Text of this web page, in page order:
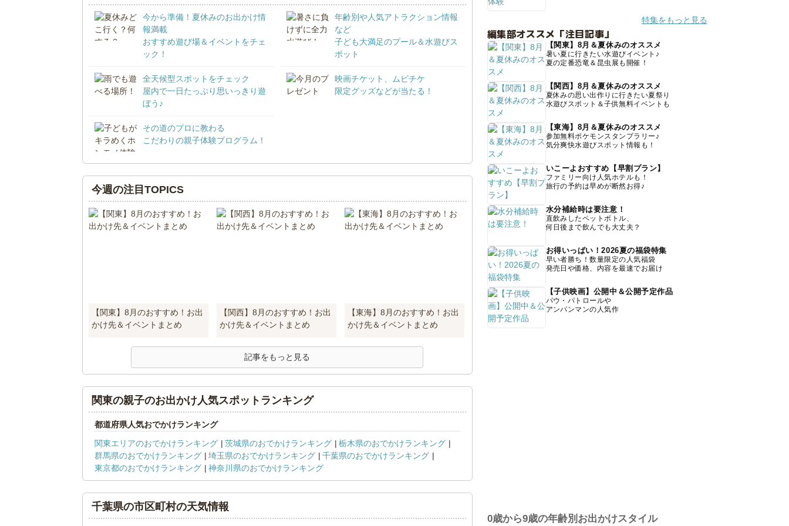
今から準備！夏休みのお出かけ情
報満載
おすすめ遊び場＆イベントをチェ
ック！
年齢別や人気アトラクション情報
など
子ども大満足のプール＆水遊びス
ポット
全天候型スポットをチェック
屋内で一日たっぷり思いっきり遊
ぼう♪
映画チケット、ムビチケ
限定グッズなどが当たる！
その道のプロに教わる
こだわりの親子体験プログラム！
今週の注目TOPICS
【関東】8月のおすすめ！お出
かけ先＆イベントまとめ
【関西】8月のおすすめ！お出
かけ先＆イベントまとめ
【東海】8月のおすすめ！お出
かけ先＆イベントまとめ
記事をもっと見る
関東の親子のお出かけ人気スポットランキング
都道府県人気おでかけランキング
関東エリアのおでかけランキング
茨城県のおでかけランキング
栃木県のおでかけランキング
群馬県のおでかけランキング
埼玉県のおでかけランキング
千葉県のおでかけランキング
東京都のおでかけランキング
神奈川県のおでかけランキング
千葉県の市区町村の天気情報
特集をもっと見る
編集部オススメ「注目記事」
【関東】8月＆夏休みのオススメ
暑い夏に行きたい水遊びイベント♪
夏の定番恐竜＆昆虫展も開催！
【関西】8月＆夏休みのオススメ
夏休みの思い出作りに行きたい夏祭り
水遊びスポット＆子供無料イベントも
【東海】8月＆夏休みのオススメ
参加無料ポケモンスタンプラリー♪
気分爽快水遊びスポット情報も！
いこーよおすすめ【早割プラン】
ファミリー向け人気ホテルも！
旅行の予約は早めが断然お得♪
水分補給時は要注意！
直飲みしたペットボトル、
何日後まで飲んでも大丈夫？
お得いっぱい！2026夏の福袋特集
早い者勝ち！数量限定の人気福袋
発売日や価格、内容を最速でお届け
【子供映画】公開中＆公開予定作品
パウ・パトロールや
アンパンマンの人気作
0歳から9歳の年齢別お出かけスタイル